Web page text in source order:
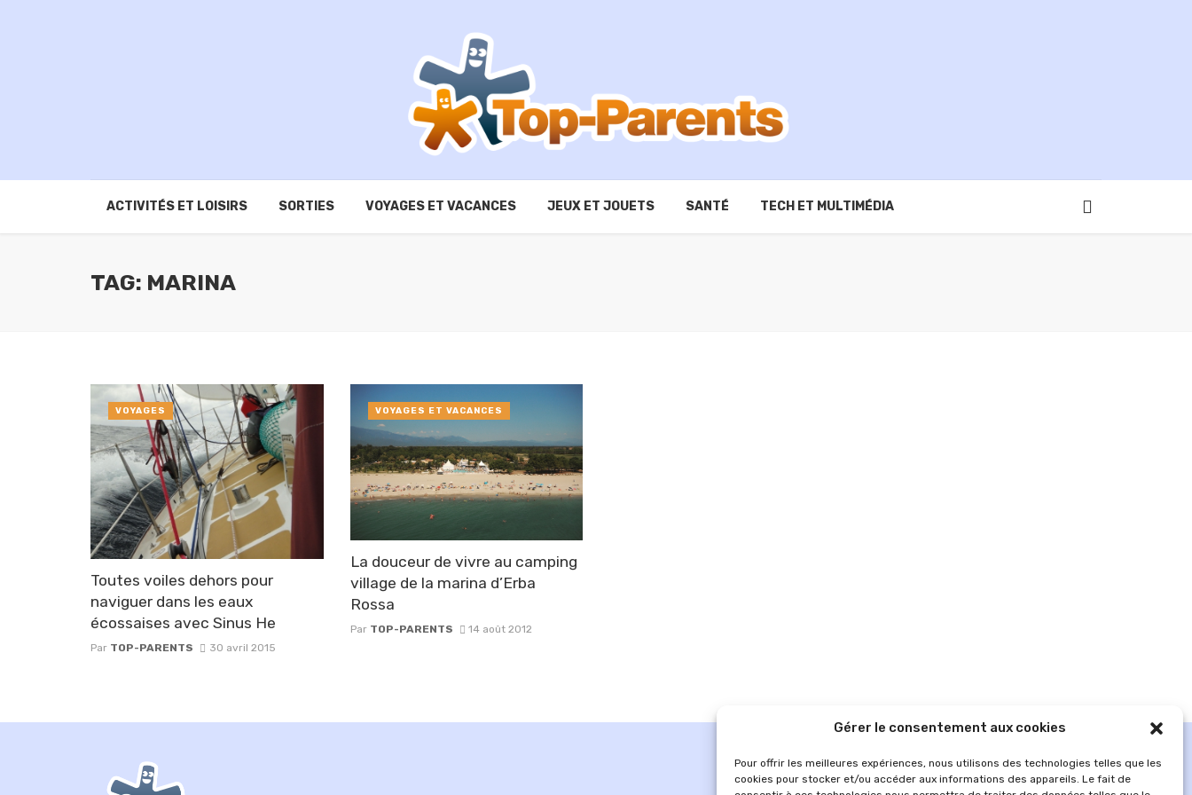
Gérer le consentement aux cookies
Pour offrir les meilleures expériences, nous utilisons des technologies telles que les
cookies pour stocker et/ou accéder aux informations des appareils. Le fait de
ACTIVITÉS ET LOISIRS SORTIES VOYAGES ET VACANCES JEUX ET JOUETS SANTÉ TECH ET MULTIMÉDIA
TAG: MARINA
Toutes voiles dehors pour
naviguer dans les eaux
écossaises avec Sinus He
Par TOP-PARENTS 30 avril 2015
VOYAGES
La douceur de vivre au camping
village de la marina d’Erba
Rossa
Par TOP-PARENTS 14 août 2012
VOYAGES ET VACANCES